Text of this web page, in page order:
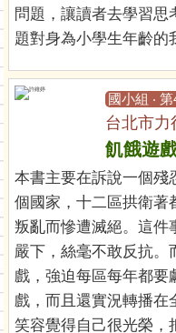
問題，讓讀者去學習思
題對身為小學生年齡的
國小組 ‧ 第
台北市
飢餓遊
本書主要在訴說一個
個國家，十二區拱衛著
叛亂而慘遭滅絕。這件
嚴下，絲毫不敢反抗。
戲，強迫每區每年都要
戲，而且還實況轉播在
笑容覺得自己很光榮，